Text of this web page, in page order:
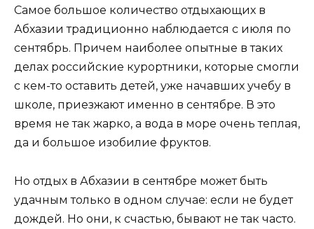
Самое большое количество отдыхающих в
Абхазии традиционно наблюдается с июля по
сентябрь. Причем наиболее опытные в таких
делах российские курортники, которые смогли
с кем-то оставить детей, уже начавших учебу в
школе, приезжают именно в сентябре. В это
время не так жарко, а вода в море очень теплая,
да и большое изобилие фруктов.
Но отдых в Абхазии в сентябре может быть
удачным только в одном случае: если не будет
дождей. Но они, к счастью, бывают не так часто.